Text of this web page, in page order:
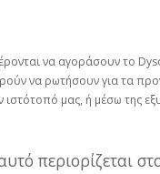
να αγοράσουν το
να ρωτήσουν για τα
μας, ή μέσω της
περιορίζεται